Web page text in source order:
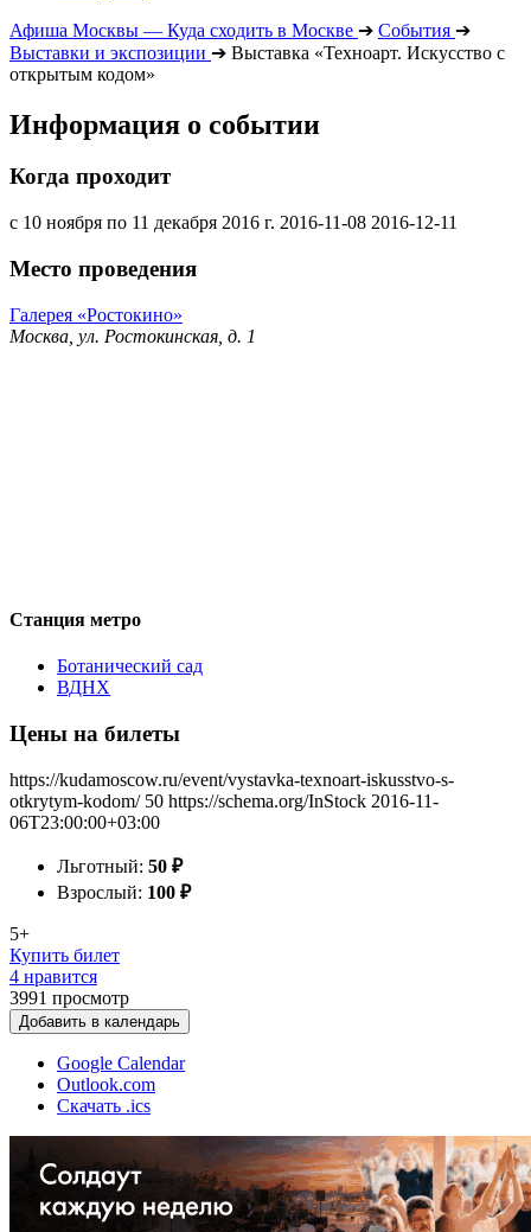
Афиша Москвы — Куда сходить в Москве ➔ События ➔
Выставки и экспозиции ➔ Выставка «Техноарт. Искусство с
открытым кодом»
Информация о событии
Когда проходит
с 10 ноября по 11 декабря 2016 г. 2016-11-08 2016-12-11
Место проведения
Галерея «Ростокино»
Москва, ул. Ростокинская, д. 1
Станция метро
Ботанический сад
ВДНХ
Цены на билеты
https://kudamoscow.ru/event/vystavka-texnoart-iskusstvo-s-
otkrytym-kodom/ 50 https://schema.org/InStock 2016-11-
06T23:00:00+03:00
Льготный: 50 ₽
Взрослый: 100 ₽
5+
Купить билет
4 нравится
3991 просмотр
Добавить в календарь
Google Calendar
Outlook.com
Скачать .ics